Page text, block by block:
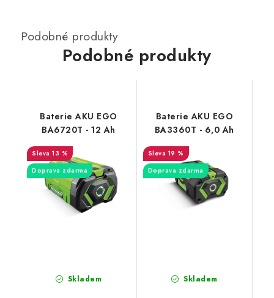
Podobné produkty
Baterie AKU EGO
BA6720T - 12 Ah
13 %
Doprava zdarma
Skladem
Baterie AKU EGO
BA3360T - 6,0 Ah
19 %
Doprava zdarma
Skladem